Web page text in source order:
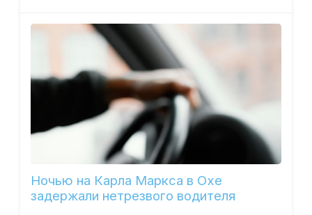
Ночью на Карла Маркса в Охе
задержали нетрезвого водителя